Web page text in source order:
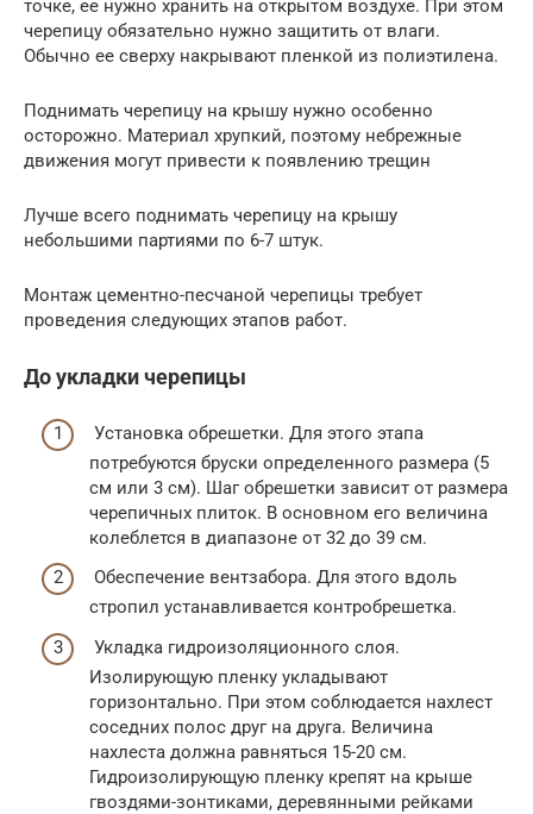
точке, ее нужно хранить на открытом воздухе. При этом
черепицу обязательно нужно защитить от влаги.
Обычно ее сверху накрывают пленкой из полиэтилена.
Поднимать черепицу на крышу нужно особенно
осторожно. Материал хрупкий, поэтому небрежные
движения могут привести к появлению трещин
Лучше всего поднимать черепицу на крышу
небольшими партиями по 6-7 штук.
Монтаж цементно-песчаной черепицы требует
проведения следующих этапов работ.
До укладки черепицы
Установка обрешетки. Для этого этапа
потребуются бруски определенного размера (5
см или 3 см). Шаг обрешетки зависит от размера
черепичных плиток. В основном его величина
колеблется в диапазоне от 32 до 39 см.
Обеспечение вентзабора. Для этого вдоль
стропил устанавливается контробрешетка.
Укладка гидроизоляционного слоя.
Изолирующую пленку укладывают
горизонтально. При этом соблюдается нахлест
соседних полос друг на друга. Величина
нахлеста должна равняться 15-20 см.
Гидроизолирующую пленку крепят на крыше
гвоздями-зонтиками, деревянными рейками